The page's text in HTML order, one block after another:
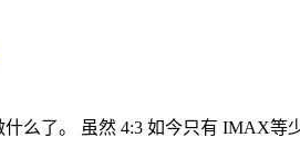
么了。 虽然 4:3 如今只有 IMAX